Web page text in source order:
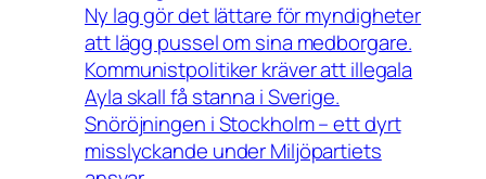
Ny lag gör det lättare för myndigheter
att lägg pussel om sina medborgare.
Kommunistpolitiker kräver att illegala
Ayla skall få stanna i Sverige.
Snöröjningen i Stockholm – ett dyrt
misslyckande under Miljöpartiets